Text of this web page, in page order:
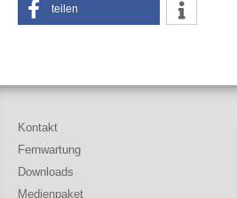
teilen
Kontakt
Fernwartung
Downloads
Medienpaket